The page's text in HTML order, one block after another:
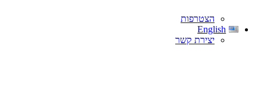
הצטרפות
English
יצירת קשר